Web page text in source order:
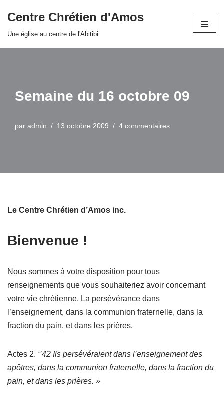
Centre Chrétien d'Amos
Une église au centre de l'Abitibi
Semaine du 16 octobre 09
par admin 13 octobre 2009 4 commentaires
Le Centre Chrétien d’Amos inc.
Bienvenue !
Nous sommes à votre disposition pour tous
renseignements que vous souhaiteriez avoir concernant
votre vie chrétienne. La persévérance dans
l’enseignement, dans la communion fraternelle, dans la
fraction du pain, et dans les prières.
Actes 2. ‘’42 Ils persévéraient dans l’enseignement des
apôtres, dans la communion fraternelle, dans la fraction du
pain, et dans les prières. »